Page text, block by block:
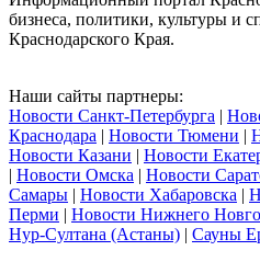
бизнеса, политики, культуры и
Краснодарского Края.
Наши сайты партнеры:
Новости Санкт-Петербурга |
Краснодара | Новости Тюмени |
Новости Казани | Новости
| Новости Омска | Новости
Самары | Новости Хабаровска |
Перми | Новости Нижнего
Нур-Султана (Астаны) | Сауны